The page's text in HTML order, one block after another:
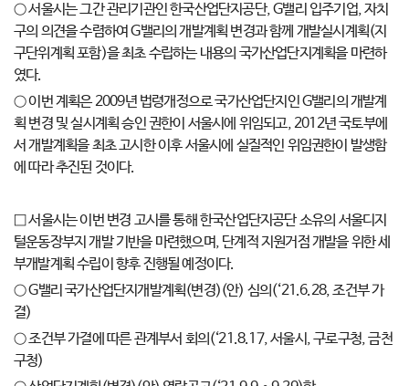
○ 서울시는 그간 관리기관인 한국산업단지공단, G밸리 입주기업, 자치
구의 의견을 수렴하여 G밸리의 개발계획 변경과 함께 개발실시계획(지
구단위계획 포함)을 최초 수립하는 내용의 국가산업단지계획을 마련하
였다.
○ 이번 계획은 2009년 법령개정으로 국가산업단지인 G밸리의 개발계
획 변경 및 실시계획 승인 권한이 서울시에 위임되고, 2012년 국토부에
서 개발계획을 최초 고시한 이후 서울시에 실질적인 위임권한이 발생함
에 따라 추진된 것이다.
□ 서울시는 이번 변경 고시를 통해 한국산업단지공단 소유의 서울디지
털운동장부지 개발 기반을 마련했으며, 단계적 지원거점 개발을 위한 세
부개발계획 수립이 향후 진행될 예정이다.
○ G밸리 국가산업단지개발계획(변경)(안) 심의(‘21.6.28, 조건부 가
결)
○ 조건부 가결에 따른 관계부서 회의(‘21.8.17, 서울시, 구로구청, 금천
구청)